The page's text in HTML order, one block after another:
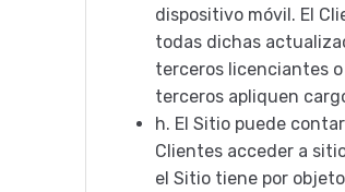
dispositivo móvil. El
todas dichas
terceros licenciantes
terceros apliquen
h. El Sitio puede
Clientes acceder a
el Sitio tiene por